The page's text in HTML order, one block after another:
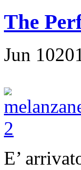
The
Jun 10
E’